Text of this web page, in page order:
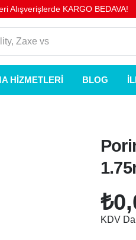
Alışverişlerde KARGO BEDAVA!
HIZMETLERI BLOG
₺
KDV